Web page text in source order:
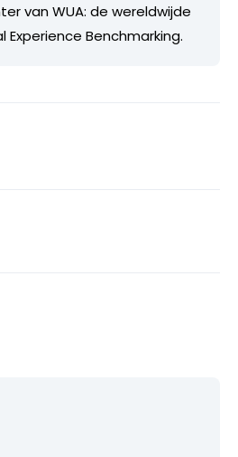
van WUA: de wereldwijde
Experience Benchmarking.